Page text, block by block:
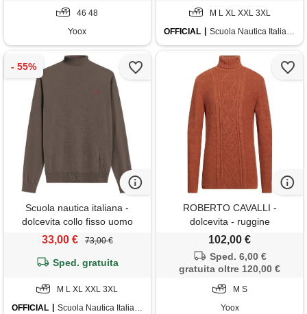
46 48
Yoox
M L XL XXL 3XL
OFFICIAL
Scuola Nautica Italiana
Scuola nautica italiana -
dolcevita collo fisso uomo
falcon
33,00 € 73,00 €
Sped. gratuita
M L XL XXL 3XL
OFFICIAL
Scuola Nautica Italiana
ROBERTO CAVALLI -
dolcevita - ruggine
102,00 €
Sped. 6,00 €
gratuita oltre 120,00 €
M S
Yoox